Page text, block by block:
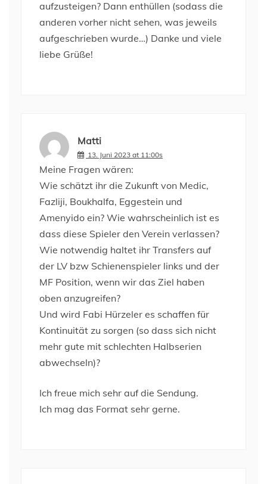
aufzusteigen? Dann enthüllen (sodass die
anderen vorher nicht sehen, was jeweils
aufgeschrieben wurde…) Danke und viele
liebe Grüße!
Matti
13. Juni 2023 at 11:00s
Meine Fragen wären:
Wie schätzt ihr die Zukunft von Medic,
Fazliji, Boukhalfa, Eggestein und
Amenyido ein? Wie wahrscheinlich ist es
dass diese Spieler den Verein verlassen?
Wie notwendig haltet ihr Transfers auf
der LV bzw Schienenspieler links und der
MF Position, wenn wir das Ziel haben
oben anzugreifen?
Und wird Fabi Hürzeler es schaffen für
Kontinuität zu sorgen (so dass sich nicht
mehr gute mit schlechten Halbserien
abwechseln)?
Ich freue mich sehr auf die Sendung.
Ich mag das Format sehr gerne.